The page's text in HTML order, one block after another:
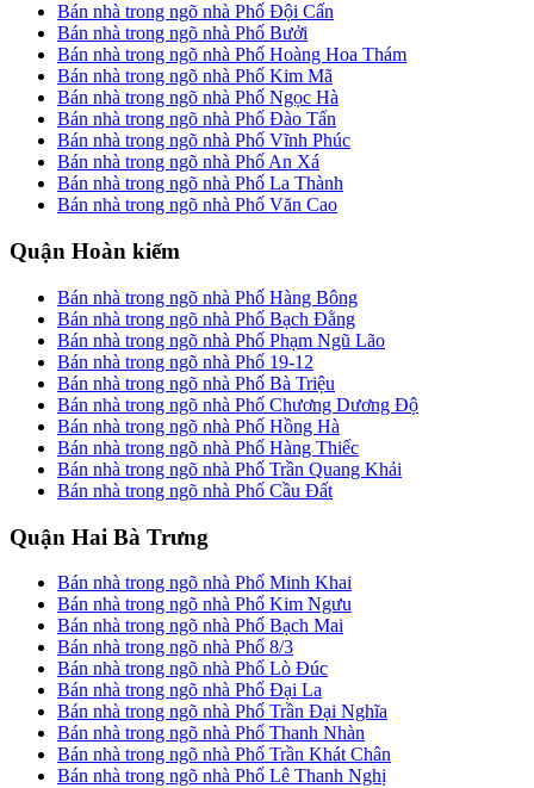
Bán nhà trong ngõ nhà Phố Đội Cấn
Bán nhà trong ngõ nhà Phố Bưởi
Bán nhà trong ngõ nhà Phố Hoàng Hoa Thám
Bán nhà trong ngõ nhà Phố Kim Mã
Bán nhà trong ngõ nhà Phố Ngọc Hà
Bán nhà trong ngõ nhà Phố Đào Tấn
Bán nhà trong ngõ nhà Phố Vĩnh Phúc
Bán nhà trong ngõ nhà Phố An Xá
Bán nhà trong ngõ nhà Phố La Thành
Bán nhà trong ngõ nhà Phố Văn Cao
Quận Hoàn kiếm
Bán nhà trong ngõ nhà Phố Hàng Bông
Bán nhà trong ngõ nhà Phố Bạch Đằng
Bán nhà trong ngõ nhà Phố Phạm Ngũ Lão
Bán nhà trong ngõ nhà Phố 19-12
Bán nhà trong ngõ nhà Phố Bà Triệu
Bán nhà trong ngõ nhà Phố Chương Dương Độ
Bán nhà trong ngõ nhà Phố Hồng Hà
Bán nhà trong ngõ nhà Phố Hàng Thiếc
Bán nhà trong ngõ nhà Phố Trần Quang Khải
Bán nhà trong ngõ nhà Phố Cầu Đất
Quận Hai Bà Trưng
Bán nhà trong ngõ nhà Phố Minh Khai
Bán nhà trong ngõ nhà Phố Kim Ngưu
Bán nhà trong ngõ nhà Phố Bạch Mai
Bán nhà trong ngõ nhà Phố 8/3
Bán nhà trong ngõ nhà Phố Lò Đúc
Bán nhà trong ngõ nhà Phố Đại La
Bán nhà trong ngõ nhà Phố Trần Đại Nghĩa
Bán nhà trong ngõ nhà Phố Thanh Nhàn
Bán nhà trong ngõ nhà Phố Trần Khát Chân
Bán nhà trong ngõ nhà Phố Lê Thanh Nghị